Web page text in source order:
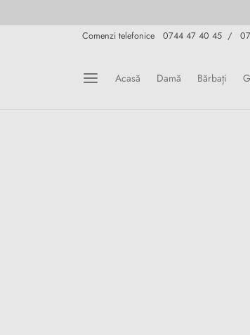
Comenzi telefonice 0744 47 40 45 /
Acasă Damă Bărbați